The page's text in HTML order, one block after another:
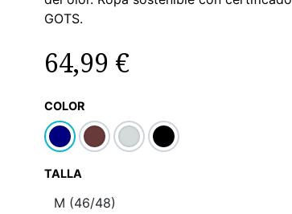
GOTS.
64,99 €
COLOR
TALLA